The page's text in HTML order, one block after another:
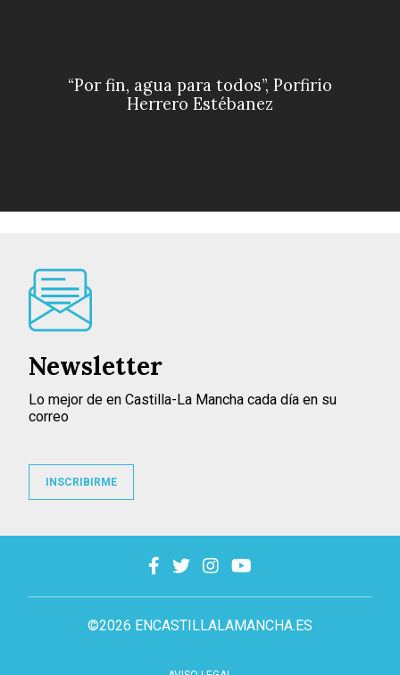
“Por fin, agua para todos”, Porfirio
Herrero Estébanez
©2026 ENCASTILLALAMANCHA.ES
Newsletter
Lo mejor de en Castilla-La Mancha cada día en su
correo
INSCRIBIRME